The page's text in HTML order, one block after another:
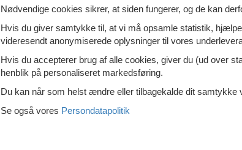
Camino Tamanca 37 /
38759 - Manchas De
4,1
4 personer
1
2 soveværelser
Vand 7000
Nødvendige cookies sikrer, at siden fungerer, og de kan
Hvis du giver samtykke til, at vi må opsamle statistik,
videresendt anonymiserede oplysninger til vores
Hvis du accepterer brug af alle cookies, giver du (ud over
henblik på personaliseret markedsføring.
Du kan når som helst ændre eller tilbagekalde dit samtykke
Se også vores Persondatapolitik